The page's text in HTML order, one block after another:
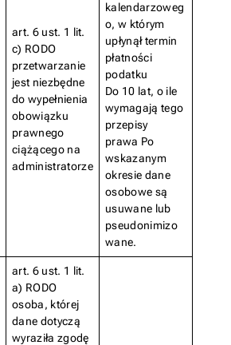
art. 6 ust. 1 lit.
c) RODO
przetwarzanie
jest niezbędne
do wypełnienia
obowiązku
prawnego
ciążącego na
administratorze
kalendarzoweg
o, w którym
upłynął termin
płatności
podatku
Do 10 lat, o ile
wymagają tego
przepisy
prawa Po
wskazanym
okresie dane
osobowe są
usuwane lub
pseudonimizo
wane.
art. 6 ust. 1 lit.
a) RODO
osoba, której
dane dotyczą
wyraziła zgodę